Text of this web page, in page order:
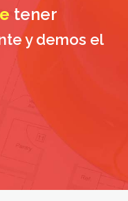
tener
y demos el